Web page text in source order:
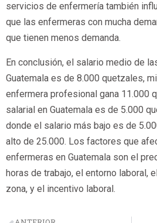
servicios de enfermería también
que las enfermeras con mucha
que tienen menos demanda.
En conclusión, el salario medio de
Guatemala es de 8.000 quetzales,
enfermera profesional gana 11.000
salarial en Guatemala es de 5.000
donde el salario más bajo es de
alto de 25.000. Los factores que
enfermeras en Guatemala son el
horas de trabajo, el entorno laboral,
zona, y el incentivo laboral.